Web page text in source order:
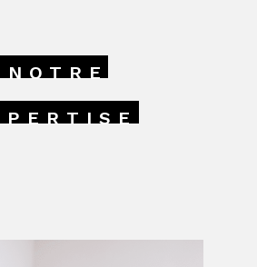
NOTRE